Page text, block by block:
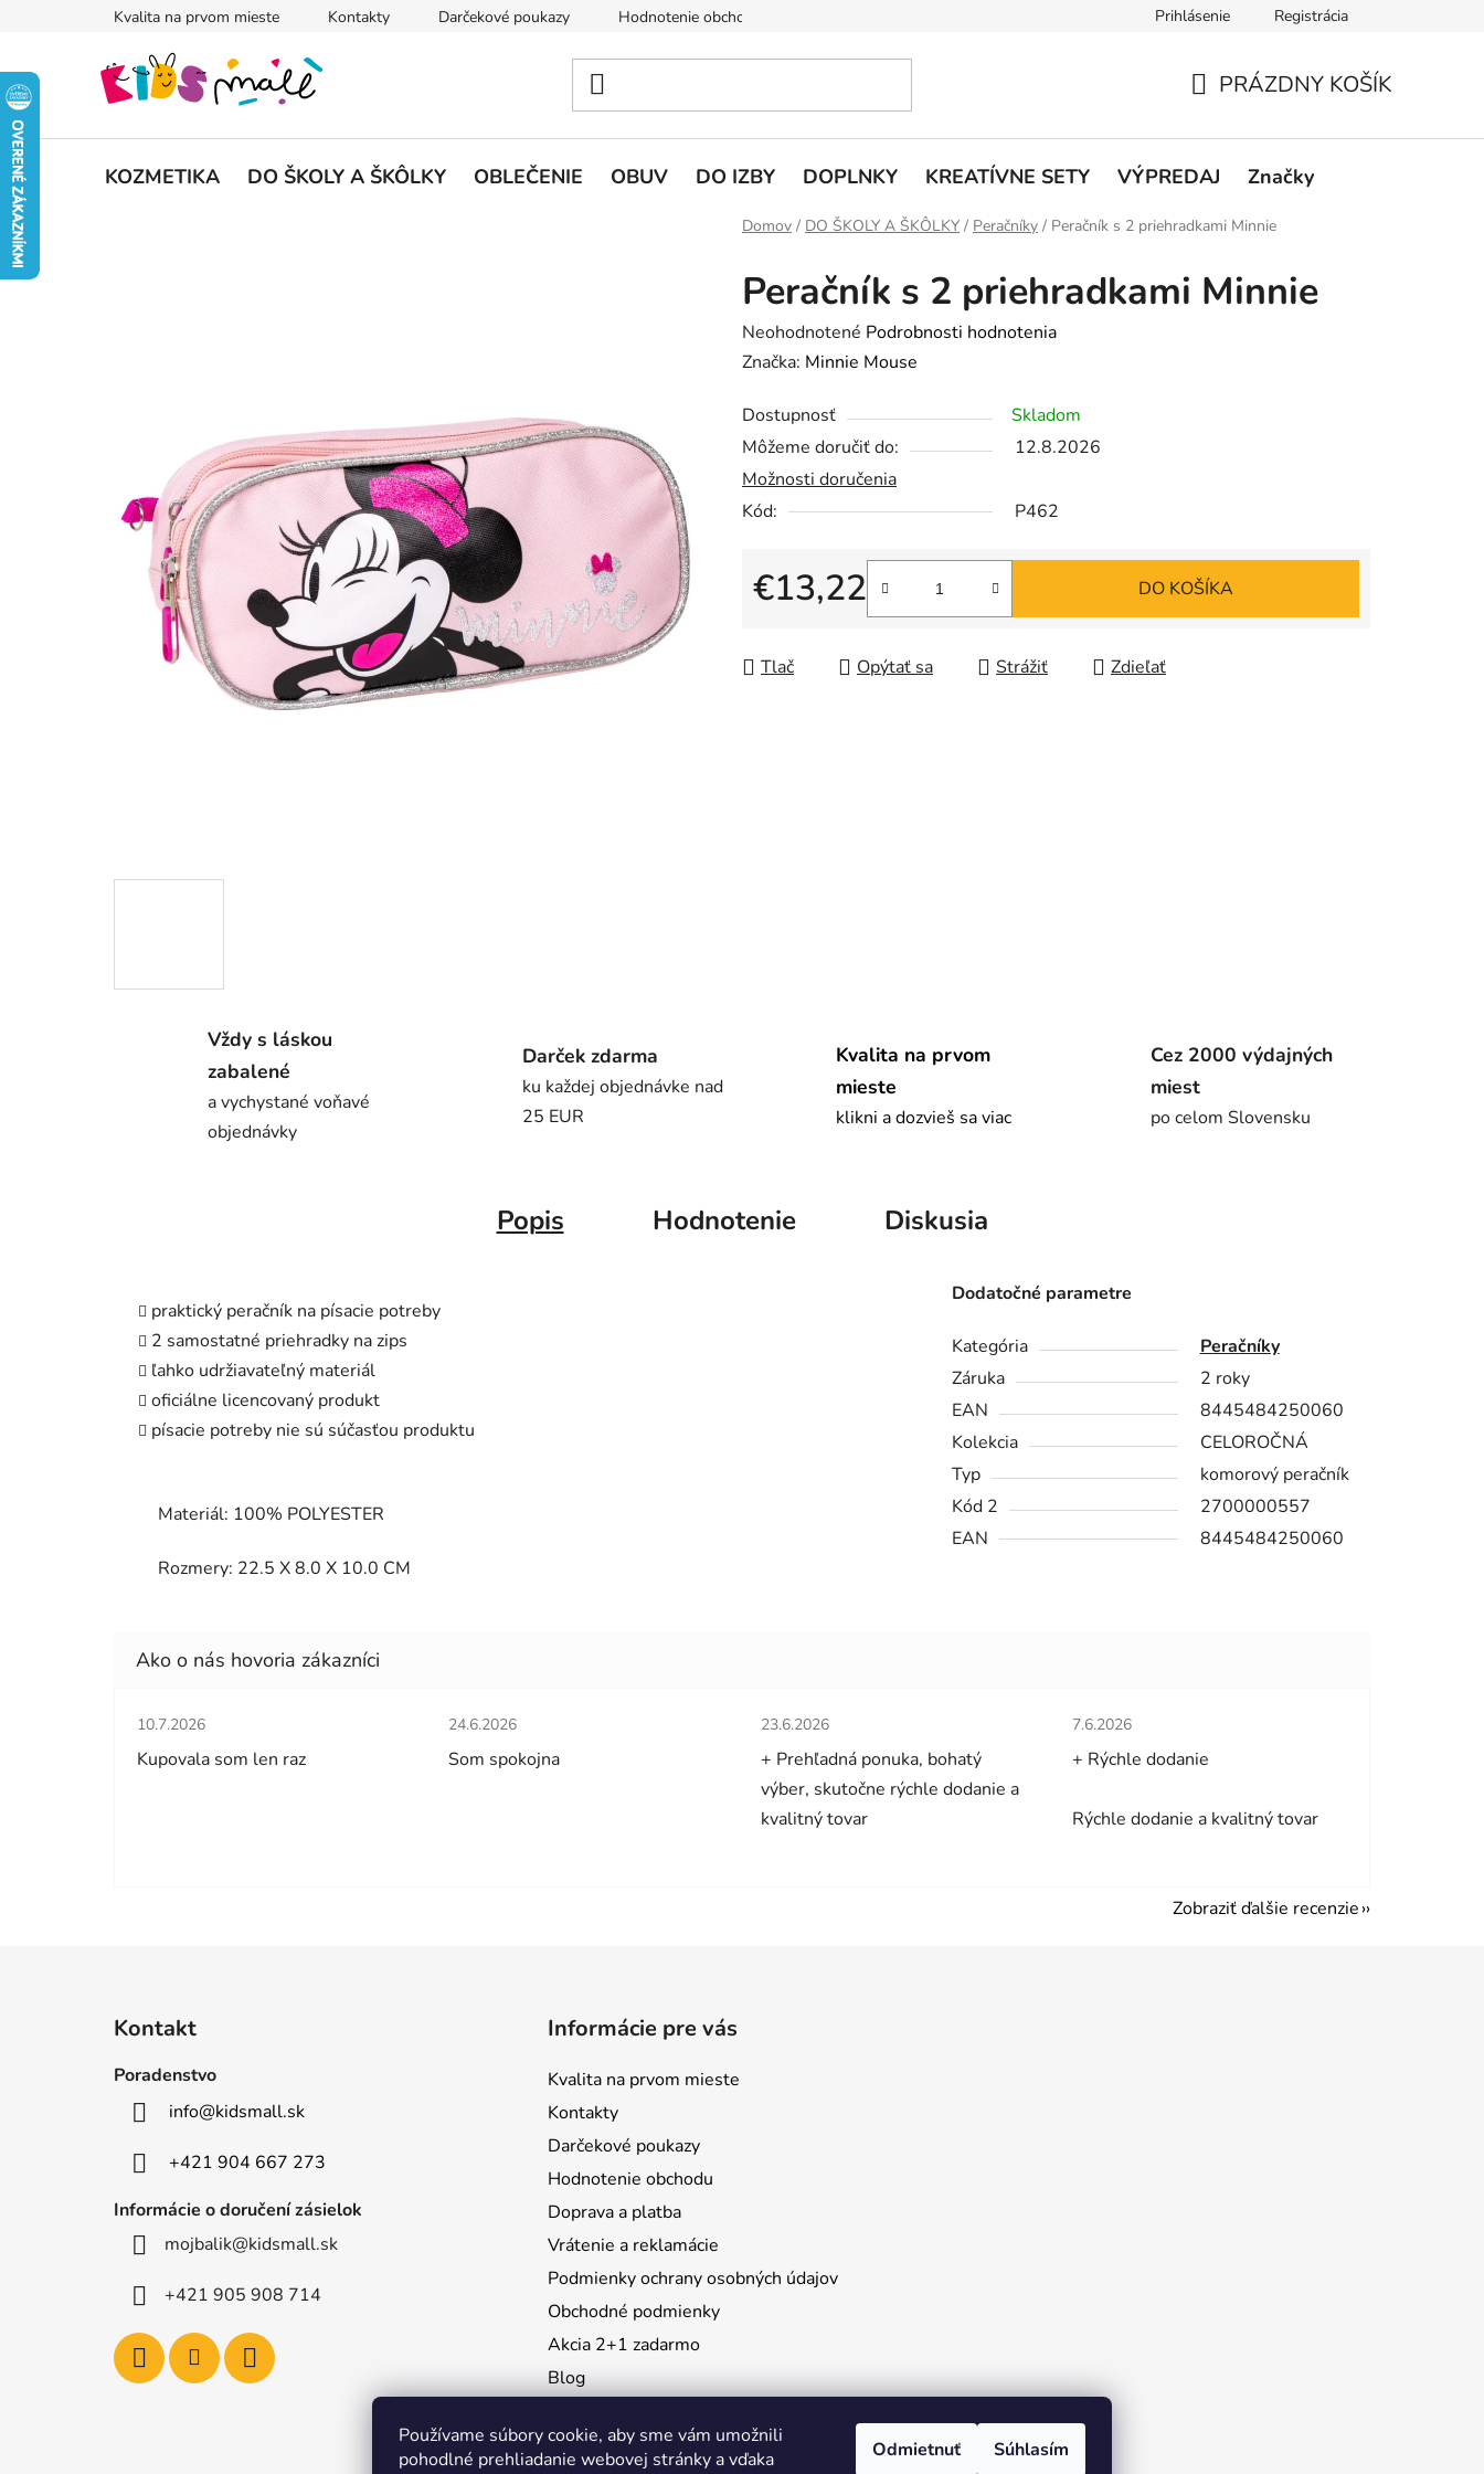
Používame súbory cookie, aby sme vám umožnili
pohodlné prehliadanie webovej stránky a vďaka
Odmietnuť Súhlasím
Kvalita na prvom mieste Kontakty Darčekové poukazy Hodnotenie obchodu Podmienky ochrany osobných údajov
Prihlásenie Registrácia
KOŠÍK
PRÁZDNY KOŠÍK
KOZMETIKA DO ŠKOLY A ŠKÔLKY OBLEČENIE OBUV DO IZBY DOPLNKY KREATÍVNE SETY VÝPREDAJ Značky
Domov / DO ŠKOLY A ŠKÔLKY / Peračníky / Peračník s 2 priehradkami Minnie
Peračník s 2 priehradkami Minnie
Priemerné
hodnotenie
je
0,0
z
5
Neohodnotené Podrobnosti hodnotenia
Značka: Minnie Mouse
Dostupnosť
Skladom
Môžeme doručiť do:
12.8.2026
Možnosti doručenia
Kód:
P462
€13,22
Jednotková cena:
DO KOŠÍKA
Tlač Opýtať sa Strážiť Zdieľať
Vždy s láskou
zabalené
a vychystané voňavé
objednávky
Darček zdarma
ku každej objednávke nad
25 EUR
Kvalita na prvom
mieste
klikni a dozvieš sa viac
Cez 2000 výdajných
miest
po celom Slovensku
Popis Hodnotenie Diskusia
praktický peračník na písacie potreby
2 samostatné priehradky na zips
ľahko udržiavateľný materiál
oficiálne licencovaný produkt
písacie potreby nie sú súčasťou produktu
Materiál: 100% POLYESTER
Rozmery: 22.5 X 8.0 X 10.0 CM
Dodatočné parametre
Kategória
Peračníky
Záruka
2 roky
EAN
8445484250060
Kolekcia
CELOROČNÁ
Typ
komorový peračník
Kód 2
2700000557
EAN
8445484250060
Hodnotenie obchodu je 5 z 5 hviezdičiek.
10.7.2026
Kupovala som len raz
Hodnotenie obchodu je 5 z 5 hviezdičiek.
24.6.2026
Som spokojna
Hodnotenie obchodu je 5 z 5 hviezdičiek.
23.6.2026
+ Prehľadná ponuka, bohatý
výber, skutočne rýchle dodanie a
kvalitný tovar
Hodnotenie obchodu je 5 z 5 hviezdičiek.
7.6.2026
+ Rýchle dodanie
Rýchle dodanie a kvalitný tovar
Zobraziť ďalšie recenzie
Kontakt
Poradenstvo
info@kidsmall.sk
+421 904 667 273
Informácie o doručení zásielok
mojbalik@kidsmall.sk
+421 905 908 714
Informácie pre vás
Kvalita na prvom mieste
Kontakty
Darčekové poukazy
Hodnotenie obchodu
Doprava a platba
Vrátenie a reklamácie
Podmienky ochrany osobných údajov
Obchodné podmienky
Akcia 2+1 zadarmo
Blog